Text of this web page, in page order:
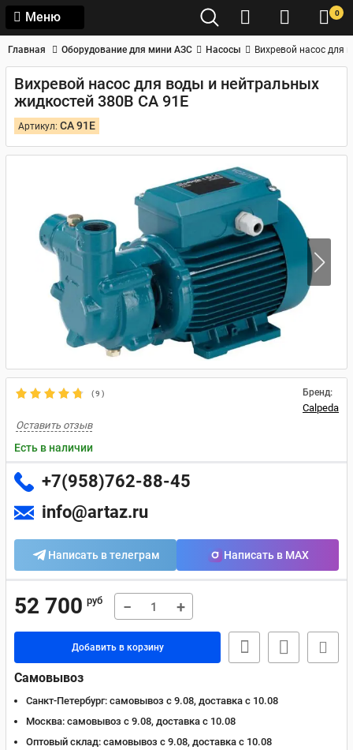
Меню 0
Главная Оборудование для мини АЗС Насосы Вихревой насос для
Вихревой насос для воды и нейтральных
жидкостей 380В CA 91E
Артикул: CA 91E
(9 ) Бренд:
Calpeda
Оставить отзыв
Есть в наличии
+7(958)762-88-45
info@artaz.ru
Написать в телеграм Написать в MAX
52 700 руб − +
Добавить в корзину
Самовывоз
Санкт-Петербург: самовывоз с 9.08, доставка c 10.08
Москва: самовывоз с 9.08, доставка c 10.08
Оптовый склад: самовывоз с 9.08, доставка c 10.08